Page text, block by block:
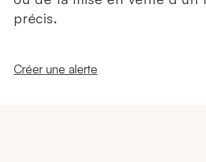
précis.
Nouvelle fenêtre
Créer une alerte